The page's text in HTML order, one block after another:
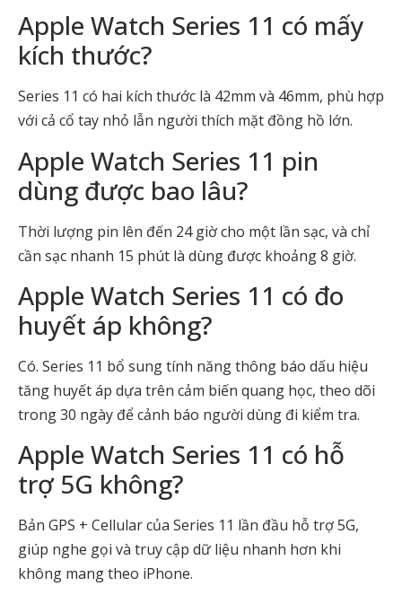
Apple Watch Series 11 có mấy
kích thước?
Series 11 có hai kích thước là 42mm và 46mm, phù hợp
với cả cổ tay nhỏ lẫn người thích mặt đồng hồ lớn.
Apple Watch Series 11 pin
dùng được bao lâu?
Thời lượng pin lên đến 24 giờ cho một lần sạc, và chỉ
cần sạc nhanh 15 phút là dùng được khoảng 8 giờ.
Apple Watch Series 11 có đo
huyết áp không?
Có. Series 11 bổ sung tính năng thông báo dấu hiệu
tăng huyết áp dựa trên cảm biến quang học, theo dõi
trong 30 ngày để cảnh báo người dùng đi kiểm tra.
Apple Watch Series 11 có hỗ
trợ 5G không?
Bản GPS + Cellular của Series 11 lần đầu hỗ trợ 5G,
giúp nghe gọi và truy cập dữ liệu nhanh hơn khi
không mang theo iPhone.